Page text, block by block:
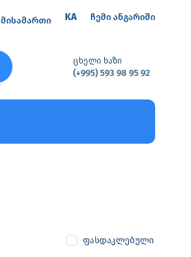
ჩემი ანგარიში
KA
მისამართი
ცხელი ხაზი
(+995) 593 98 95 92
ფასდაკლებული